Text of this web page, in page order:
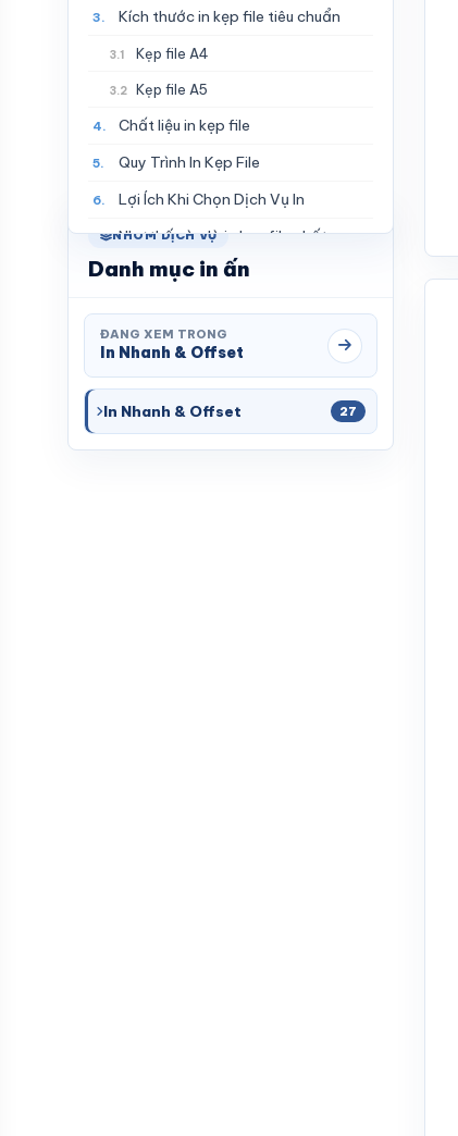
3. Kích thước in kẹp file tiêu chuẩn
3.1 Kẹp file A4
3.2 Kẹp file A5
4. Chất liệu in kẹp file
5. Quy Trình In Kẹp File
6. Lợi Ích Khi Chọn Dịch Vụ In
7.
Như thế nào là in kẹp file chất
lượng
9.
Xưởng in kẹp file giá rẻ ở đâu tại Hà
Nội
10. Bảng giá in kẹp file 1 mặt
NHÓM DỊCH VỤ
Danh mục in ấn
ĐANG XEM TRONG
In Nhanh & Offset
In Nhanh & Offset 27